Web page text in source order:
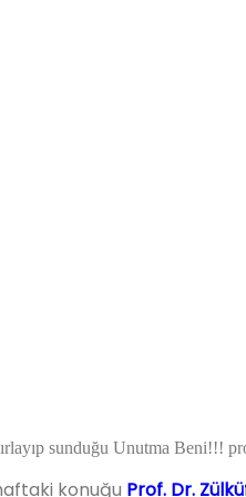
sunduğu Unutma Beni!!!
konuğu Prof. Dr.